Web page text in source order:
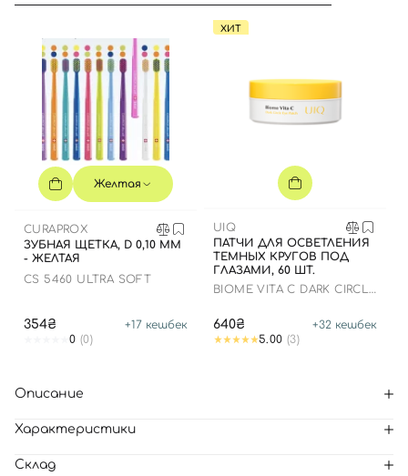
Желтая
CURAPROX
ЗУБНАЯ ЩЕТКА, D 0,10 ММ
- ЖЕЛТАЯ
CS 5460 ULTRA SOFT
354₴ +17 кешбек
0 (0)
ХИТ
UIQ
ПАТЧИ ДЛЯ ОСВЕТЛЕНИЯ
ТЕМНЫХ КРУГОВ ПОД
ГЛАЗАМИ, 60 ШТ.
BIOME VITA C DARK CIRCLE
640₴ +32 кешбек
5.00 (3)
Описание
Характеристики
Склад